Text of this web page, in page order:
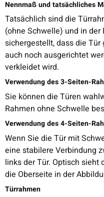
Nennmaß und tatsächliches
Tatsächlich sind die
(ohne Schwelle) und in
sichergestellt, dass die
auch noch ausgerichtet
verkleidet wird.
Verwendung des 3-Seiten-
Sie können die Türen
Rahmen ohne Schwelle
Verwendung des 4-Seiten-
Wenn Sie die Tür mit
eine stabilere Verbindung
links der Tür. Optisch sieht
die Oberseite in der
Türrahmen